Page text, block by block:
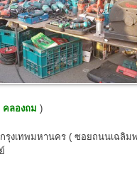
คลองถม )
งเทพมหานคร ( ซอยถนนเฉลิม